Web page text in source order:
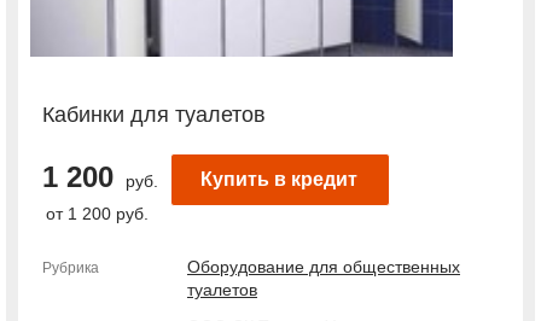
Кабинки для туалетов
1 200 руб. Купить в кредит
от 1 200 руб.
Рубрика
Оборудование для общественных
туалетов